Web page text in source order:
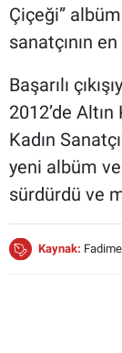
Çiçeği”
sanatçının
Başarılı
2012’de Altın
Kadın
yeni albüm
sürdürdü ve
Kaynak: